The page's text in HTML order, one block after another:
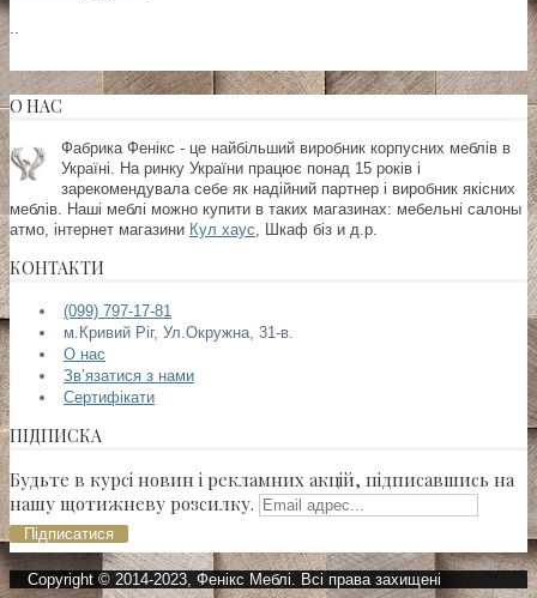
О НАС
Фабрика Фенікс - це найбільший виробник корпусних меблів в
Україні. На ринку України працює понад 15 років і
зарекомендувала себе як надійний партнер і виробник якісних
меблів. Наші меблі можно купити в таких магазинах: мебельні салоны
атмо, інтернет магазини Кул хаус , Шкаф біз и д.р.
КОНТАКТИ
(099) 797-17-81
м.Кривий Ріг, Ул.Окружна, 31-в.
О нас
Зв’язатися з нами
Сертифікати
ПІДПИСКА
Будьте в курсі новин і рекламних акцій, підписавшись на
нашу щотижневу розсилку.
Підписатися
Copyright © 2014-2023, Фенікс Меблі. Всі права захищені